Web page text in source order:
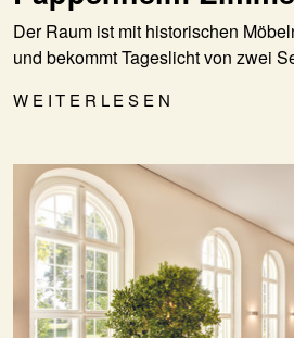
Der Raum ist mit historischen
und bekommt Tageslicht von zwei
WEITERLESEN